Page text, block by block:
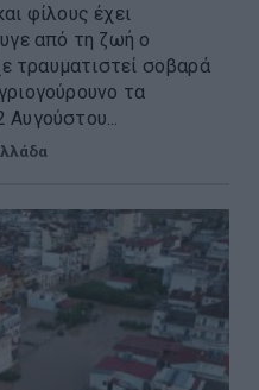
φίλους έχει
από τη ζωή ο
τραυματιστεί σοβαρά
τα
Αυγούστου...